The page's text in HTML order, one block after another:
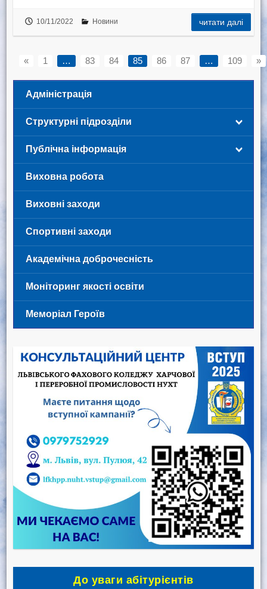
10/11/2022 Новини читати далі
« 1 … 83 84 85 86 87 … 109 »
Адміністрація
Структурні підрозділи
Публічна інформація
Виховна робота
Виховні заходи
Спортивні заходи
Академічна доброчесність
Моніторинг якості освіти
Меморіал Героїв
До уваги абітурієнтів